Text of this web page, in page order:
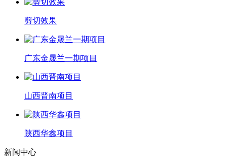
剪切效果
广东金晟兰一期项目
山西晋南项目
陕西华鑫项目
新闻中心